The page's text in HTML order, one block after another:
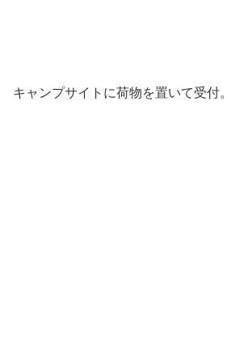
キャンプサイトに荷物を置いて受付。